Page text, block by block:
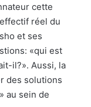
cette
réel du
et ses
«qui est
il?». Aussi, la
des solutions
au sein de